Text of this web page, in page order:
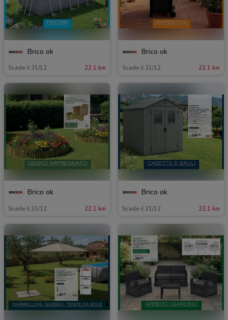
Brico ok
Scade il 31/12 22.1 km
Brico ok
Scade il 31/12 22.1 km
Brico ok
Scade il 31/12 22.1 km
Brico ok
Scade il 31/12 22.1 km